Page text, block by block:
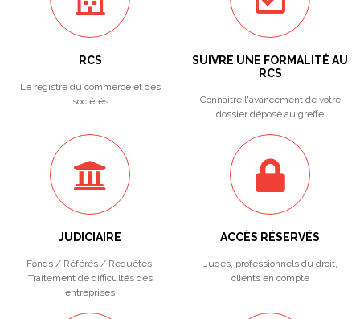
RCS
Le registre du commerce et des
sociétés
SUIVRE UNE FORMALITÉ AU
RCS
Connaitre l'avancement de votre
dossier déposé au greffe
JUDICIAIRE
Fonds / Référés / Requêtes.
Traitement de difficultés des
entreprises
ACCÈS RÉSERVÉS
Juges, professionnels du droit,
clients en compte